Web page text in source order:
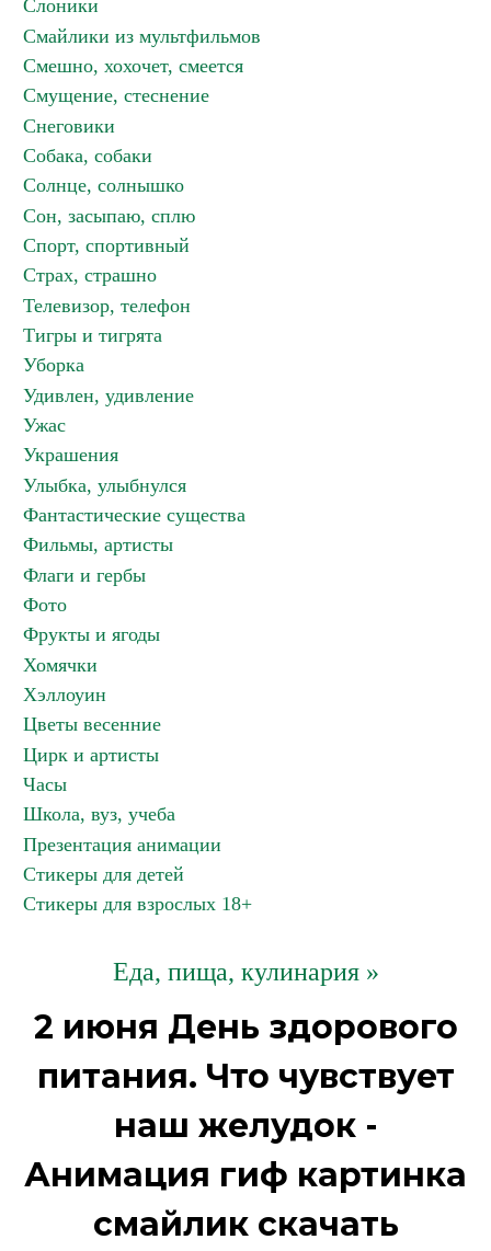
Слоники
Смайлики из мультфильмов
Смешно, хохочет, смеется
Смущение, стеснение
Снеговики
Собака, собаки
Солнце, солнышко
Сон, засыпаю, сплю
Спорт, спортивный
Страх, страшно
Телевизор, телефон
Тигры и тигрята
Уборка
Удивлен, удивление
Ужас
Украшения
Улыбка, улыбнулся
Фантастические существа
Фильмы, артисты
Флаги и гербы
Фото
Фрукты и ягоды
Хомячки
Хэллоуин
Цветы весенние
Цирк и артисты
Часы
Школа, вуз, учеба
Презентация анимации
Стикеры для детей
Стикеры для взрослых 18+
Еда, пища, кулинария »
2 июня День здорового
питания. Что чувствует
наш желудок -
Анимация гиф картинка
смайлик скачать